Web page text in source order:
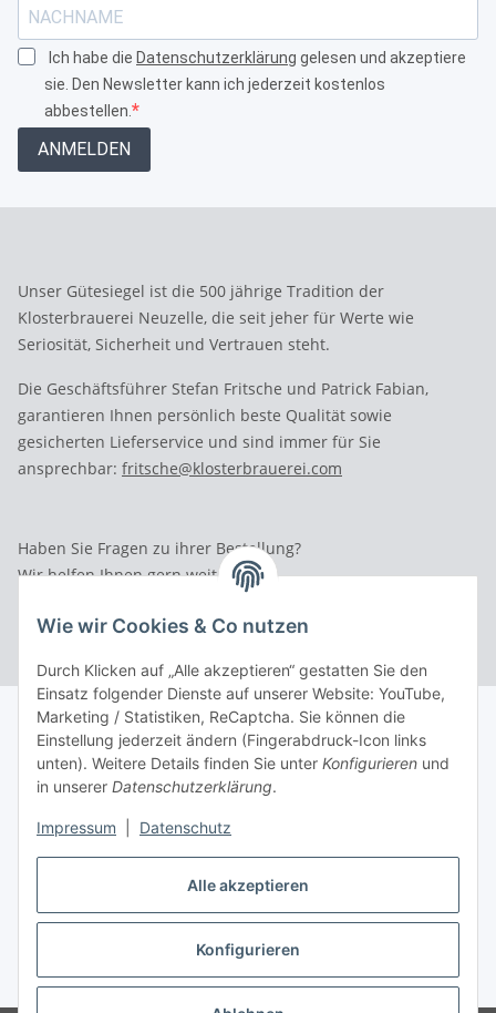
Alle akzeptieren
Konfigurieren
Wie wir Cookies & Co nutzen
Durch Klicken auf „Alle akzeptieren“ gestatten Sie den
Einsatz folgender Dienste auf unserer Website: YouTube,
Marketing / Statistiken, ReCaptcha. Sie können die
Einstellung jederzeit ändern (Fingerabdruck-Icon links
unten). Weitere Details finden Sie unter Konfigurieren und
in unserer Datenschutzerklärung.
Impressum Datenschutz
Ich habe die Datenschutzerklärung gelesen und akzeptiere
sie. Den Newsletter kann ich jederzeit kostenlos
abbestellen.
ANMELDEN
Unser Gütesiegel ist die 500 jährige Tradition der
Klosterbrauerei Neuzelle, die seit jeher für Werte wie
Seriosität, Sicherheit und Vertrauen steht.
Die Geschäftsführer Stefan Fritsche und Patrick Fabian,
garantieren Ihnen persönlich beste Qualität sowie
gesicherten Lieferservice und sind immer für Sie
ansprechbar: fritsche@klosterbrauerei.com
Haben Sie Fragen zu ihrer Bestellung?
Wir helfen Ihnen gern weiter.
Rufen Sie uns an: Tel.: 03 36 52 - 81023
* Alle Preise inkl. gesetzlicher USt., inkl.Versand